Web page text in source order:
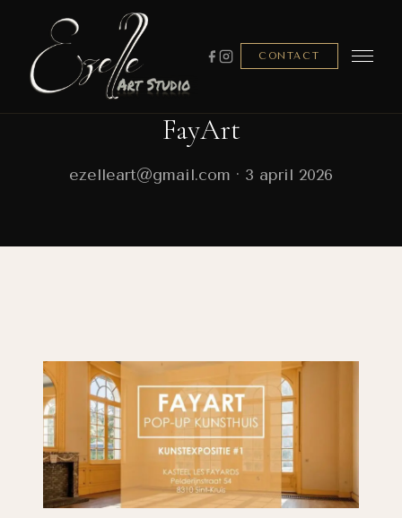
CONTACT
FayArt
ezelleart@gmail.com · 3 april 2026